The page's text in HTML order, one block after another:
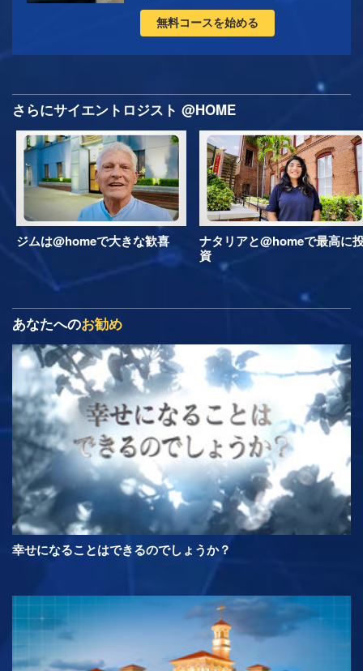
無料コースを始める
さらにサイエントロジスト @HOME
ジムは@homeで大きな歓喜
ナタリアと@homeで最高に
資
あなたへのお勧め
幸せになることはできるのでしょうか？